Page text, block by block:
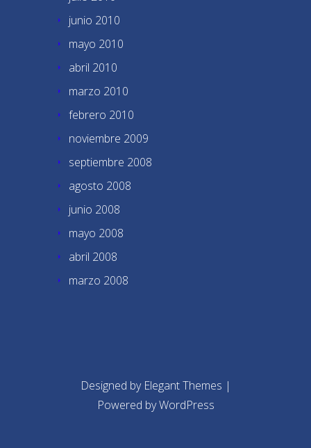
junio 2010
mayo 2010
abril 2010
marzo 2010
febrero 2010
noviembre 2009
septiembre 2008
agosto 2008
junio 2008
mayo 2008
abril 2008
marzo 2008
Designed by Elegant Themes |
Powered byWordPress